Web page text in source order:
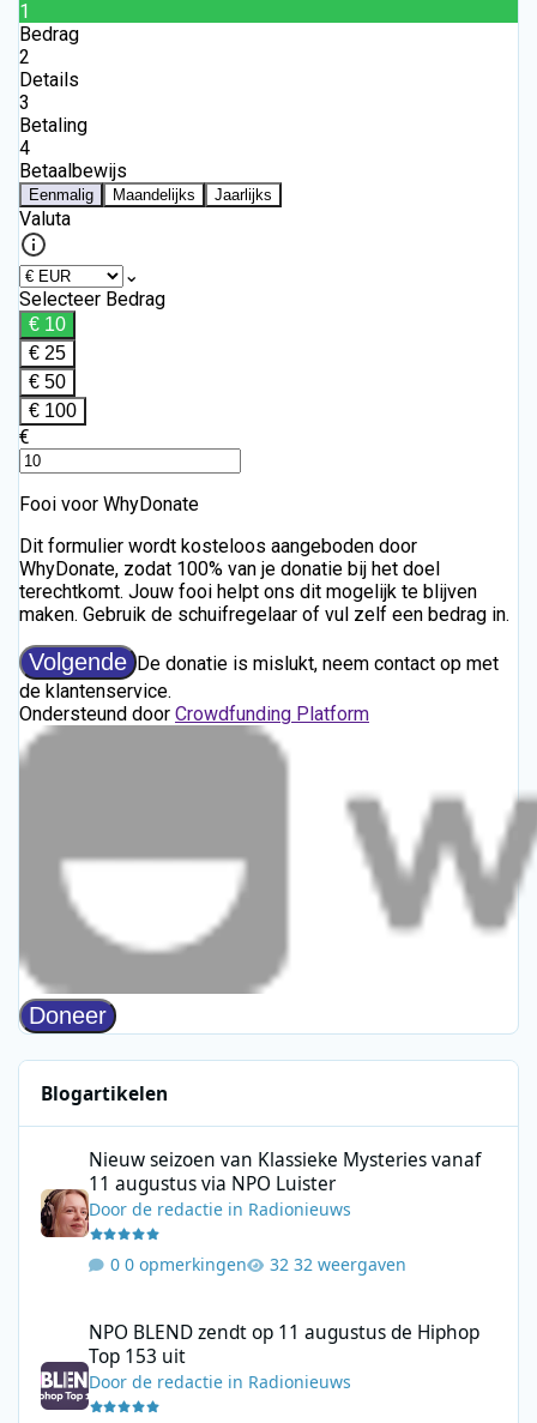
Blogartikelen
Nieuw seizoen van Klassieke Mysteries vanaf
11 augustus via NPO Luister
Doorde redactie in Radionieuws
0 opmerkingen 32 weergaven
NPO BLEND zendt op 11 augustus de Hiphop
Top 153 uit
Doorde redactie in Radionieuws